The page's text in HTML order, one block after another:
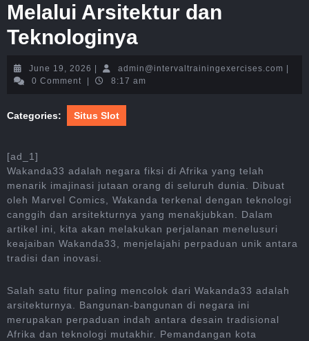
Melalui Arsitektur dan
Teknologinya
June 19, 2026 June
19,
admin@intervaltrainingexercises.com
0 Comment
8:17 am
Categories: Situs Slot
[ad_1]
Wakanda33 adalah negara fiksi di Afrika yang telah
menarik imajinasi jutaan orang di seluruh dunia. Dibuat
oleh Marvel Comics, Wakanda terkenal dengan teknologi
canggih dan arsitekturnya yang menakjubkan. Dalam
artikel ini, kita akan melakukan perjalanan menelusuri
keajaiban Wakanda33, menjelajahi perpaduan unik antara
tradisi dan inovasi.
Salah satu fitur paling mencolok dari Wakanda33 adalah
arsitekturnya. Bangunan-bangunan di negara ini
merupakan perpaduan indah antara desain tradisional
Afrika dan teknologi mutakhir. Pemandangan kota